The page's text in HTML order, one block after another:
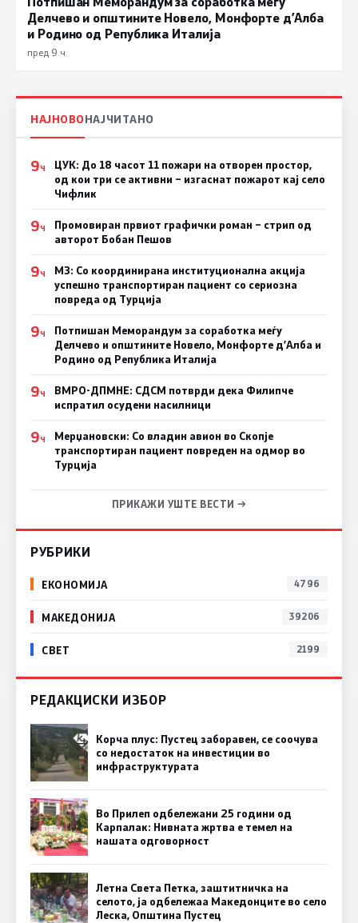
Делчево и општините Новело, Монфорте д’Алба
и Родино од Република Италија
пред 9 ч.
НАЈНОВОНАЈЧИТАНО
9Ч
ЦУК: До 18 часот 11 пожари на отворен простор,
од кои три се активни – изгаснат пожарот кај село
Чифлик
9Ч
Промовиран првиот графички роман – стрип од
авторот Бобан Пешов
9Ч
МЗ: Со координирана институционална акција
успешно транспортиран пациент со сериозна
повреда од Турција
9Ч
Потпишан Меморандум за соработка меѓу
Делчево и општините Новело, Монфорте д’Алба и
Родино од Република Италија
9Ч
ВМРО-ДПМНЕ: СДСM потврди дека Филипче
испратил осудени насилници
9Ч
Мерџановски: Со владин авион во Скопје
транспортиран пациент повреден на одмор во
Турција
ПРИКАЖИ УШТЕ ВЕСТИ →
РУБРИКИ
ЕКОНОМИЈА 4796
МАКЕДОНИЈА 39206
СВЕТ 2199
РЕДАКЦИСКИ ИЗБОР
Корча плус: Пустец заборавен, се соочува
со недостаток на инвестиции во
инфраструктурата
Во Прилеп одбележани 25 години од
Карпалак: Нивната жртва е темел на
нашата одговорност
Летна Света Петка, заштитничка на
селото, ја одбележаа Македонците во село
Леска, Општина Пустец